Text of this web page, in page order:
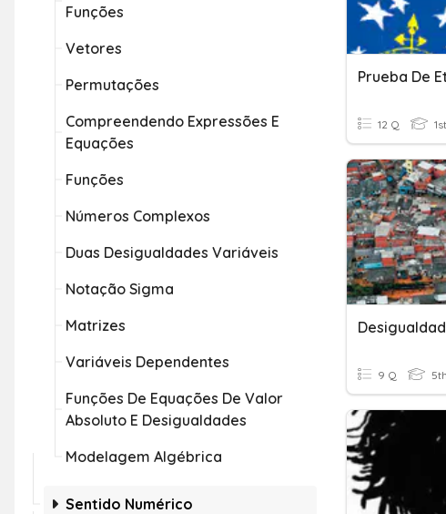
Funções
Vetores
Permutações
Compreendendo Expressões E
Equações
Funções
Números Complexos
Duas Desigualdades Variáveis
Notação Sigma
Matrizes
Variáveis Dependentes
Funções De Equações De Valor
Absoluto E Desigualdades
Modelagem Algébrica
Sentido Numérico
Prueba De
12 Q
9 Q 5th